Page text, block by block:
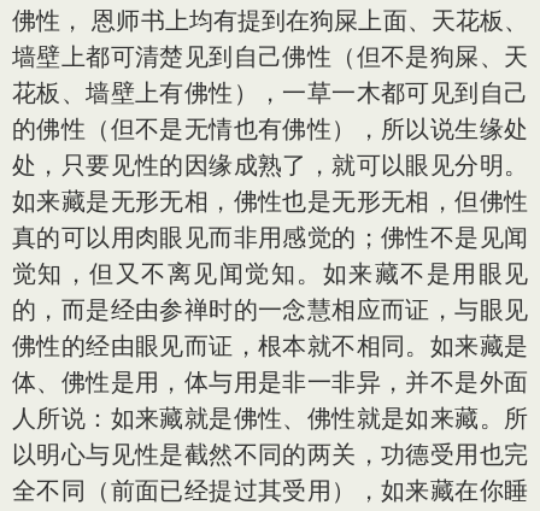
佛性， 恩师书上均有提到在狗屎上面、天花板、
墙壁上都可清楚见到自己佛性（但不是狗屎、天
花板、墙壁上有佛性），一草一木都可见到自己
的佛性（但不是无情也有佛性），所以说生缘处
处，只要见性的因缘成熟了，就可以眼见分明。
如来藏是无形无相，佛性也是无形无相，但佛性
真的可以用肉眼见而非用感觉的；佛性不是见闻
觉知，但又不离见闻觉知。如来藏不是用眼见
的，而是经由参禅时的一念慧相应而证，与眼见
佛性的经由眼见而证，根本就不相同。如来藏是
体、佛性是用，体与用是非一非异，并不是外面
人所说：如来藏就是佛性、佛性就是如来藏。所
以明心与见性是截然不同的两关，功德受用也完
全不同（前面已经提过其受用），如来藏在你睡